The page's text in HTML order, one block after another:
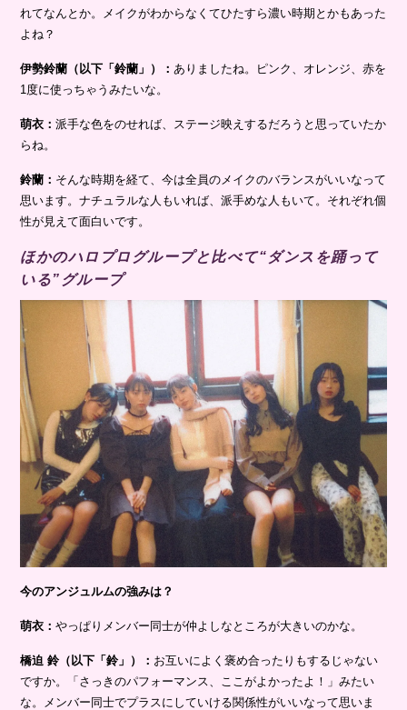
れてなんとか。メイクがわからなくてひたすら濃い時期とかもあった
よね？
伊勢鈴蘭（以下「鈴蘭」）：ありましたね。ピンク、オレンジ、赤を
1度に使っちゃうみたいな。
萌衣：派手な色をのせれば、ステージ映えするだろうと思っていたか
らね。
鈴蘭： そんな時期を経て、今は全員のメイクのバランスがいいなって
思います。ナチュラルな人もいれば、派手めな人もいて。それぞれ個
性が見えて面白いです。
ほかのハロプログループと比べて“ダンスを踊って
いる”グループ
今のアンジュルムの強みは？
萌衣：やっぱりメンバー同士が仲よしなところが大きいのかな。
橋迫 鈴（以下「鈴」）： お互いによく褒め合ったりもするじゃない
ですか。「さっきのパフォーマンス、ここがよかったよ！」みたい
な。メンバー同士でプラスにしていける関係性がいいなって思いま